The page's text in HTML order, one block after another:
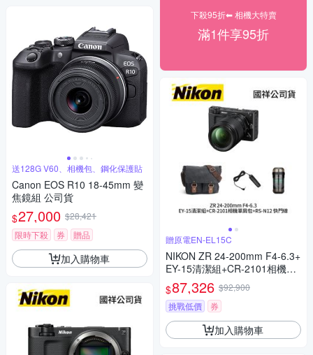
送128G V60、相機包、鋼化保護貼
Canon EOS R10 18-45mm 變
焦鏡組 公司貨
$27,000 $28,421
限時下殺
券 贈品
加入購物車
下殺95折⬅︎ 相機大特賣
滿1件享95折
贈原電EN-EL15C
NIKON ZR 24-200mm F4-6.3+
EY-15清潔組+CR-2101相機單
肩包+RS-N12 快門線 公司貨
$87,326 $92,900
挑戰低價
券
加入購物車